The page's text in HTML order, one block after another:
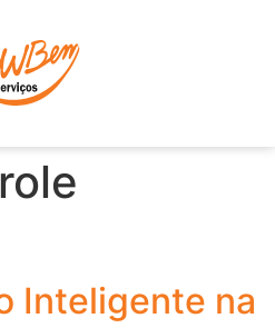
Inteligente na